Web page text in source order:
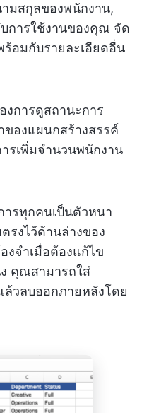
มสกุลของพนักงาน,
การใช้งานของคุณ จัด
อมกับรายละเอียดอื่น
งการดูสถานะการ
ของแผนกสร้างสรรค์
รเพิ่มจำนวนพนักงาน
ารทุกคนเป็นตัวหนา
รงไว้ด้านล่างของ
จำเมื่อต้องแก้ไข
คุณสามารถใส่
วลบออกภายหลังโดย